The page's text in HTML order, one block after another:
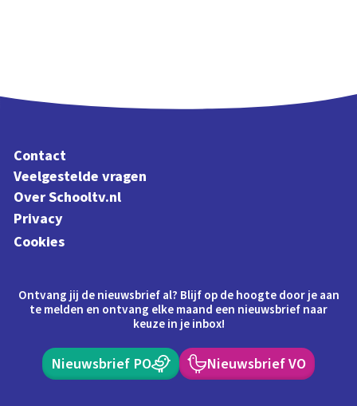
Contact
Veelgestelde vragen
Over Schooltv.nl
Privacy
Cookies
Ontvang jij de nieuwsbrief al? Blijf op de hoogte door je aan
te melden en ontvang elke maand een nieuwsbrief naar
keuze in je inbox!
Nieuwsbrief PO Nieuwsbrief VO